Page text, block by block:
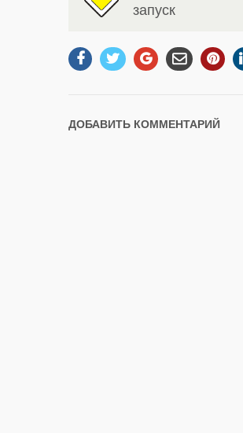
запуск
ДОБАВИТЬ КОММЕНТАРИЙ